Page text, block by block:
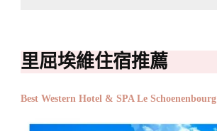
里屈埃維住宿推薦
Best Western Hotel & SPA Le Schoenenbourg